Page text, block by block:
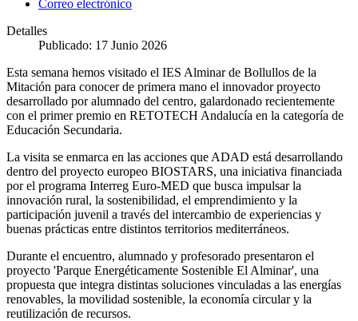
Correo electrónico
Detalles
Publicado: 17 Junio 2026
Esta semana hemos visitado el IES Alminar de Bollullos de la
Mitación para conocer de primera mano el innovador proyecto
desarrollado por alumnado del centro, galardonado recientemente
con el primer premio en RETOTECH Andalucía en la categoría de
Educación Secundaria.
La visita se enmarca en las acciones que ADAD está desarrollando
dentro del proyecto europeo BIOSTARS, una iniciativa financiada
por el programa Interreg Euro-MED que busca impulsar la
innovación rural, la sostenibilidad, el emprendimiento y la
participación juvenil a través del intercambio de experiencias y
buenas prácticas entre distintos territorios mediterráneos.
Durante el encuentro, alumnado y profesorado presentaron el
proyecto 'Parque Energéticamente Sostenible El Alminar', una
propuesta que integra distintas soluciones vinculadas a las energías
renovables, la movilidad sostenible, la economía circular y la
reutilización de recursos.